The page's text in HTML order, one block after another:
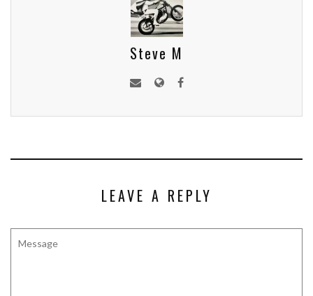
Steve M
LEAVE A REPLY